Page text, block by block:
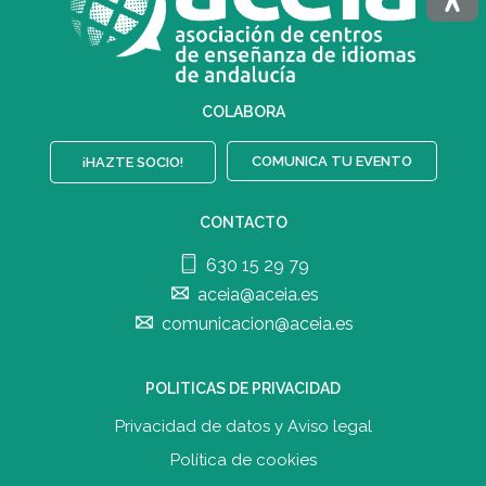
COLABORA
¡HAZTE SOCIO! COMUNICA TU EVENTO
CONTACTO
630 15 29 79
aceia@aceia.es
comunicacion@aceia.es
POLITICAS DE PRIVACIDAD
Privacidad de datos y Aviso legal
Política de cookies